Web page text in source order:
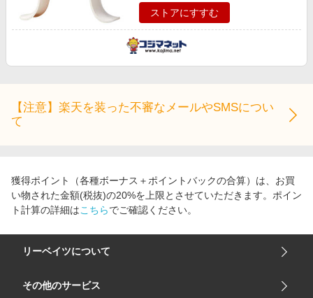
ストアにすすむ
【注意】楽天を装った不審なメールやSMSについ
て
獲得ポイント（各種ボーナス＋ポイントバックの合算）は、お買
い物された金額(税抜)の20%を上限とさせていただきます。ポイン
ト計算の詳細はこちらでご確認ください。
リーベイツについて
会社概要
その他のサービス